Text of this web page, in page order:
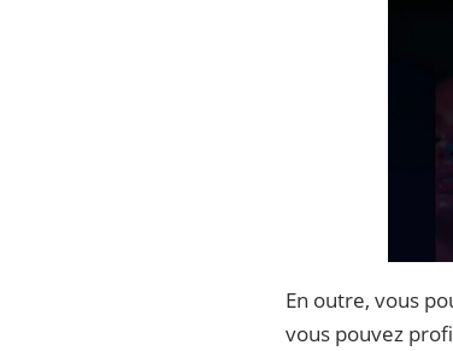
En outre, vous
vous pouvez